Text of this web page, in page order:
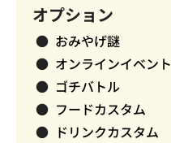
オプション
おみやげ謎
オンラインイベント
ゴチバトル
フードカスタム
ドリンクカスタム